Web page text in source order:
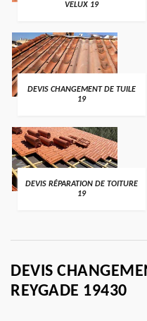
VELUX 19
DEVIS CHANGEMENT DE TUILE
19
DEVIS RÉPARATION DE TOITURE
19
DEVIS
REYGADE 19430